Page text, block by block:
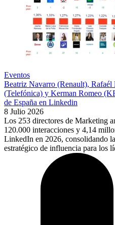
Eventos
Beatriz Navarro (Renault), Rafaél
(Telefónica) y Kerman Romeo
de España en Linkedin
8 Julio 2026
Los 253 directores de Marketing
120.000 interacciones y 4,14
LinkedIn en 2026, consolidando
estratégico de influencia para los